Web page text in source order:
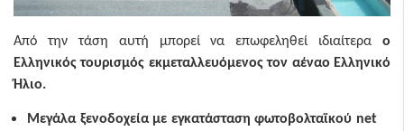
Από την τάση αυτή μπορεί να επωφεληθεί ιδιαίτερα ο
Ελληνικός τουρισμός εκμεταλλευόμενος τον αέναο Ελληνικό
Ήλιο.
Μεγάλα ξενοδοχεία με εγκατάσταση φωτοβολταϊκού net